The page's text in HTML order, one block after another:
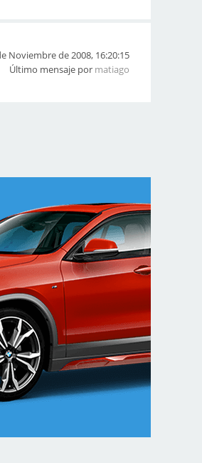
Noviembre de 2008, 16:20:15
Último mensaje por matiago